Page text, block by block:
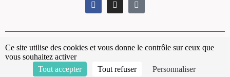
Conditions générales de ventes
Politique de confidentialité
Ce site utilise des cookies et vous donne le contrôle sur ceux que
vous souhaitez activer
Tout accepter
Tout refuser Personnaliser